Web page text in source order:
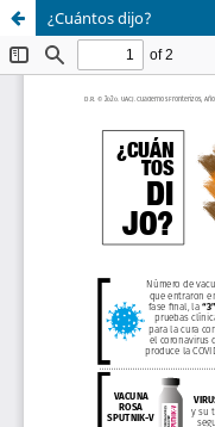
¿Cuántos dijo?